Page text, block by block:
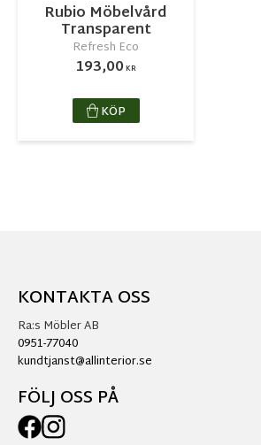
Rubio Möbelvård
Transparent
Refresh Eco
193,00KR
KÖP
KONTAKTA OSS
Ra:s Möbler AB
0951-77040
kundtjanst@allinterior.se
FÖLJ OSS PÅ